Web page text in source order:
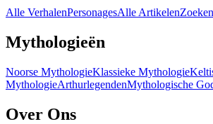
Alle VerhalenPersonagesAlle ArtikelenZoeken
Mythologieën
Noorse MythologieKlassieke Mythologie
MythologieArthurlegendenMythologische
Over Ons